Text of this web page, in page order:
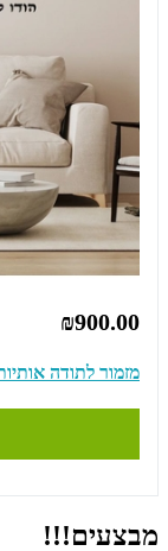
₪900.00
מזמור לתודה
מבצעים!!!